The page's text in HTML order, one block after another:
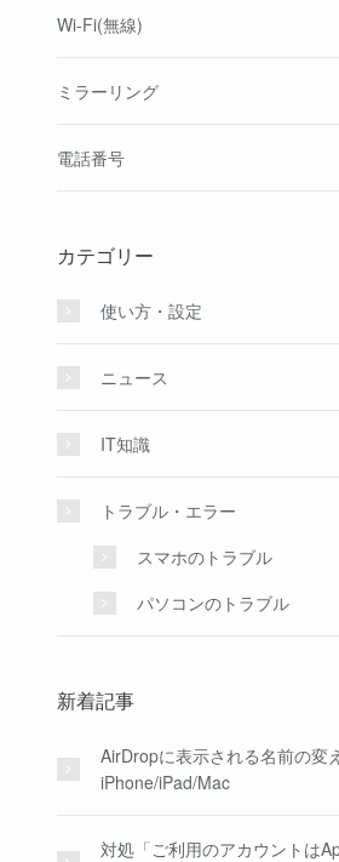
Wi-Fi(無線)
ミラーリング
電話番号
カテゴリー
使い方・設定
ニュース
IT知識
トラブル・エラー
スマホのトラブル
パソコンのトラブル
新着記事
AirDropに表示される名前の変
iPhone/iPad/Mac
対処「ご利用のアカウントは